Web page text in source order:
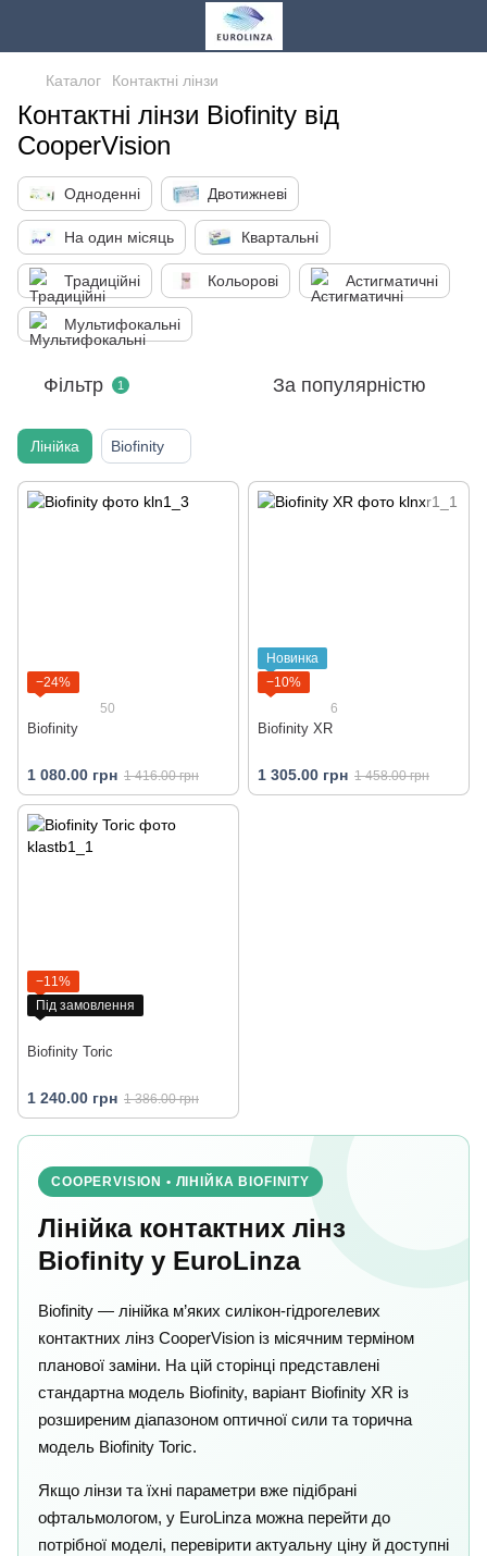
Каталог Контактні лінзи
Контактні лінзи Biofinity від
CooperVision
Одноденні Двотижневі
На один місяць Квартальні
Традиційні Кольорові Астигматичні
Мультифокальні
Фільтр 1 За популярністю
Лінійка Biofinity
−24%
50
Biofinity
1 080.00 грн 1 416.00 грн
Новинка
−10%
6
Biofinity XR
1 305.00 грн 1 458.00 грн
−11%
Під замовлення
Biofinity Toric
1 240.00 грн 1 386.00 грн
COOPERVISION • ЛІНІЙКА BIOFINITY
Лінійка контактних лінз
Biofinity у EuroLinza
Biofinity — лінійка м’яких силікон-гідрогелевих
контактних лінз CooperVision із місячним терміном
планової заміни. На цій сторінці представлені
стандартна модель Biofinity, варіант Biofinity XR із
розширеним діапазоном оптичної сили та торична
модель Biofinity Toric.
Якщо лінзи та їхні параметри вже підібрані
офтальмологом, у EuroLinza можна перейти до
потрібної моделі, перевірити актуальну ціну й доступні